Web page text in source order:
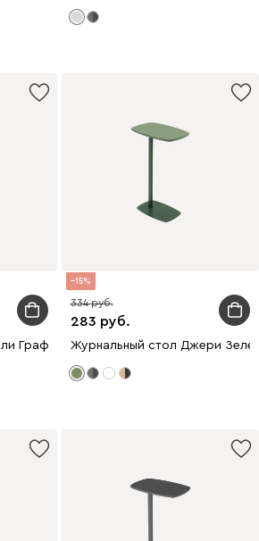
Графитовый
15
283
334
Журнальный стол Джери